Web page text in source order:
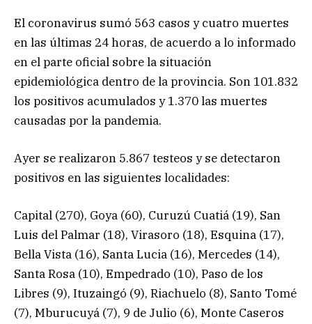
El coronavirus sumó 563 casos y cuatro muertes
en las últimas 24 horas, de acuerdo a lo informado
en el parte oficial sobre la situación
epidemiológica dentro de la provincia. Son 101.832
los positivos acumulados y 1.370 las muertes
causadas por la pandemia.
Ayer se realizaron 5.867 testeos y se detectaron
positivos en las siguientes localidades:
Capital (270), Goya (60), Curuzú Cuatiá (19), San
Luis del Palmar (18), Virasoro (18), Esquina (17),
Bella Vista (16), Santa Lucia (16), Mercedes (14),
Santa Rosa (10), Empedrado (10), Paso de los
Libres (9), Ituzaingó (9), Riachuelo (8), Santo Tomé
(7), Mburucuyá (7), 9 de Julio (6), Monte Caseros